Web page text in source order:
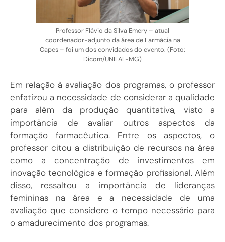
Professor Flávio da Silva Emery – atual
coordenador-adjunto da área de Farmácia na
Capes – foi um dos convidados do evento. (Foto:
Dicom/UNIFAL-MG)
Em relação à avaliação dos programas, o professor
enfatizou a necessidade de considerar a qualidade
para além da produção quantitativa, visto a
importância de avaliar outros aspectos da
formação farmacêutica. Entre os aspectos, o
professor citou a distribuição de recursos na área
como a concentração de investimentos em
inovação tecnológica e formação profissional. Além
disso, ressaltou a importância de lideranças
femininas na área e a necessidade de uma
avaliação que considere o tempo necessário para
o amadurecimento dos programas.